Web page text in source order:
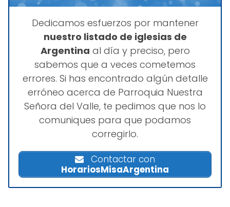
Dedicamos esfuerzos por mantener
nuestro listado de iglesias de
Argentina al día y preciso, pero
sabemos que a veces cometemos
errores. Si has encontrado algún detalle
erróneo acerca de Parroquia Nuestra
Señora del Valle, te pedimos que nos lo
comuniques para que podamos
corregirlo.
Contactar con
HorariosMisaArgentina